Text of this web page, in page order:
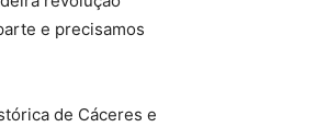
e precisamos
de Cáceres e